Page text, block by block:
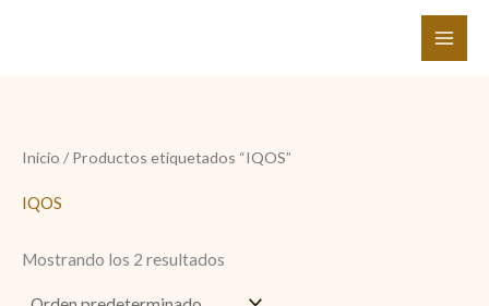
Inicio / Productos etiquetados “IQOS”
IQOS
Mostrando los 2 resultados